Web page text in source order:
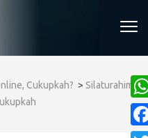
Cukupkah? > Silaturahim